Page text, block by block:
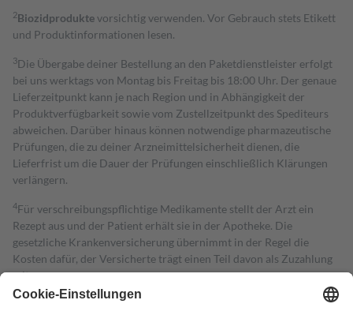
2Biozidproduktevorsichtig verwenden. Vor Gebrauch stets Etikett
und Produktinformationen lesen.
3Die Übergabe deiner Bestellung an den Paketdienstleister erfolgt
bei uns werktags von Montag bis Freitag bis 18:00 Uhr. Der genaue
Lieferzeitpunkt kann je nach Region und in Abhängigkeit der
Produktverfügbarkeit sowie vom Zustellzeitpunkt des Spediteurs
abweichen. Darüber hinaus können notwendige pharmazeutische
Prüfungen, die zu deiner Arzneimittelsicherheit dienen, die
Lieferfrist um die Dauer der Prüfungen einschließlich Klärungen
verlängern.
4Für verschreibungspflichtige Medikamente stellt der Arzt ein
Rezept aus und der Patient erhält sie in der Apotheke. Die
gesetzliche Krankenversicherung übernimmt in der Regel die
Kosten dafür, der Versicherte trägt einen Teil davon als Zuzahlung
mit.
Grundsätzlich leisten Mitglieder Zuzahlungen in Höhe von zehn